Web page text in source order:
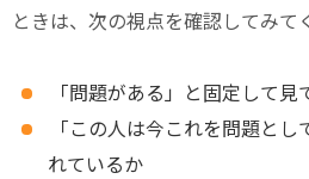
ときは、次の視点を確認してみて
「問題がある」と固定して見
「この人は今これを問題と
れているか